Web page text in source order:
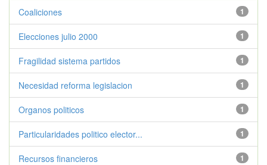
1
Coaliciones
1
Elecciones julio 2000
1
Fragilidad sistema partidos
1
Necesidad reforma legislacion
1
Organos politicos
1
Particularidades politico elector...
1
Recursos financieros